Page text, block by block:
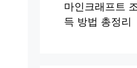
마인크래프트
득 방법 총정리